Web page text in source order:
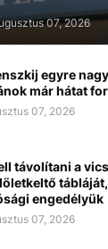
07, 2026
egyre
már hátat
07, 2026
távolítani a
engedélyük
07, 2026